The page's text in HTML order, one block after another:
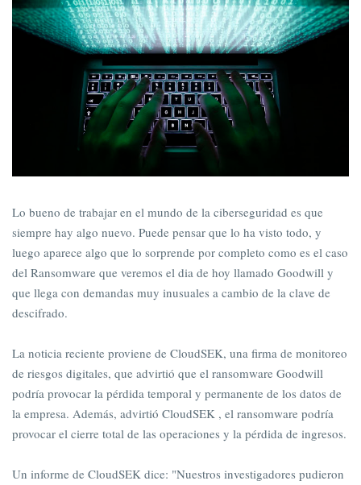
Lo bueno de trabajar en el mundo de la ciberseguridad es que
siempre hay algo nuevo. Puede pensar que lo ha visto todo, y
luego aparece algo que lo sorprende por completo como es el caso
del Ransomware que veremos el dia de hoy llamado Goodwill y
que llega con demandas muy inusuales a cambio de la clave de
descifrado.
La noticia reciente proviene de CloudSEK, una firma de monitoreo
de riesgos digitales, que advirtió que el ransomware Goodwill
podría provocar la pérdida temporal y permanente de los datos de
la empresa. Además, advirtió CloudSEK , el ransomware podría
provocar el cierre total de las operaciones y la pérdida de ingresos.
Un informe de CloudSEK dice: "Nuestros investigadores pudieron